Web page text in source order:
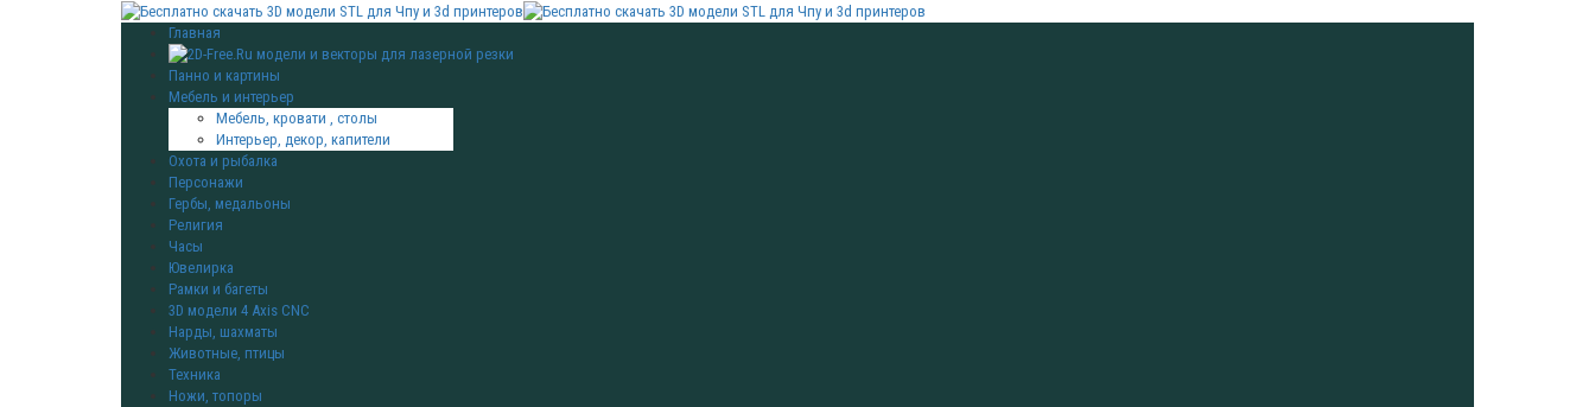
Главная
Панно и картины
Мебель и интерьер
Мебель, кровати , столы
Интерьер, декор, капители
Охота и рыбалка
Персонажи
Гербы, медальоны
Религия
Часы
Ювелирка
Рамки и багеты
3D модели 4 Axis CNC
Нарды, шахматы
Животные, птицы
Техника
Ножи, топоры